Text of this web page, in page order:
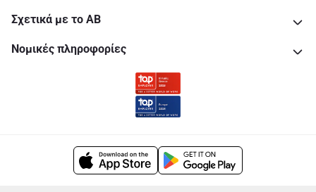
Σχετικά με το ΑΒ
Νομικές πληροφορίες